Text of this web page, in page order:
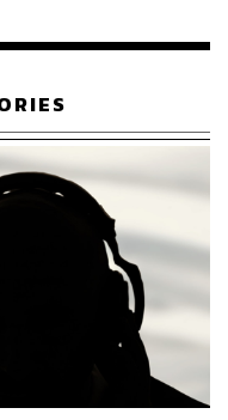
มืองอเมริกัน วัย 62 ปี
พต่อหน้าผู้สื่อข่าวใน
กาหลีใต้จ้างเขาให้มา
อลเก็บข้อมูลลับเกี่ยว
ยร์ใส่ยูเอสบี ระหว่าง
นำให้รู้จักกับเจ้า
อครั้งอาศัยอยู่ที่
มืองอเมริกัน อาจารย์
ทคโนโลยีแห่งเปียงยาง